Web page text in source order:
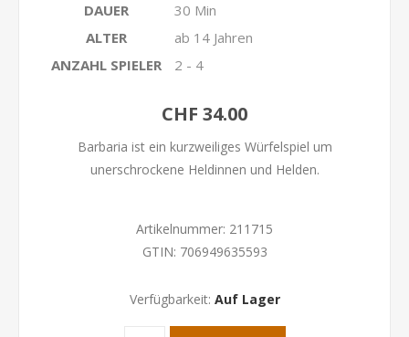
DAUER
30 Min
ALTER
ab 14 Jahren
ANZAHL SPIELER
2 - 4
CHF 34.00
Barbaria ist ein kurzweiliges Würfelspiel um
unerschrockene Heldinnen und Helden.
Artikelnummer: 211715
GTIN: 706949635593
Verfügbarkeit: Auf Lager